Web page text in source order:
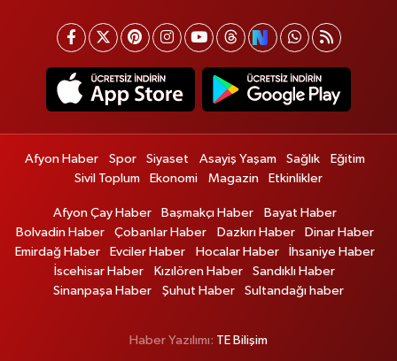
Afyon Haber Spor Siyaset Asayiş Yaşam Sağlık
Eğitim
Sivil Toplum
Ekonomi Magazin Etkinlikler
Afyon Çay Haber Başmakçı Haber
Bayat Haber
Bolvadin Haber
Çobanlar Haber Dazkırı Haber
Dinar Haber
Emirdağ Haber
Evciler Haber Hocalar Haber
İhsaniye Haber
İscehisar Haber
Kızılören Haber
Sandıklı Haber
Sinanpaşa Haber
Şuhut Haber Sultandağı haber
Haber Yazılımı: TE Bilişim